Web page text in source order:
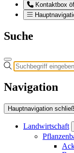
Kontaktbox
Suche
Navigation
Hauptnavigation
Landwirtschaft